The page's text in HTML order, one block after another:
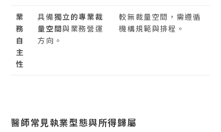
業
務
自
主
性
具備獨立的專業裁
量空間與業務營運
方向。
較無裁量空間，需遵循
機構規範與排程。
醫師常見執業型態與所得歸屬